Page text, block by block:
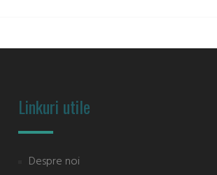
Linkuri utile
Despre noi